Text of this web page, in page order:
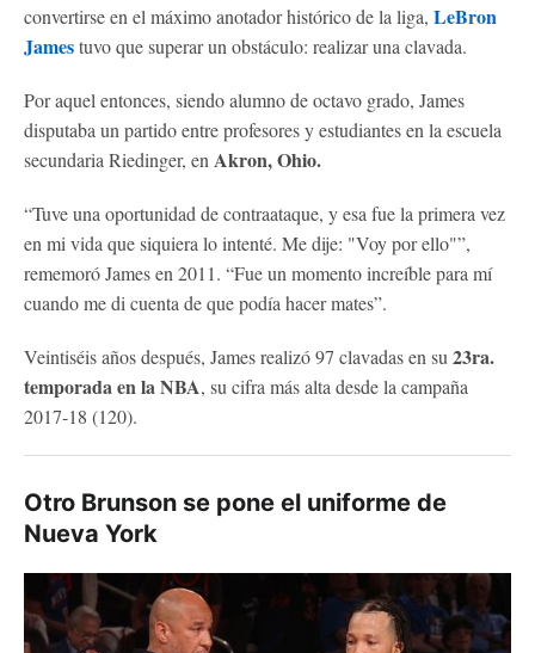
convertirse en el máximo anotador histórico de la liga, LeBron
Jamestuvo que superar un obstáculo: realizar una clavada.
Por aquel entonces, siendo alumno de octavo grado, James
disputaba un partido entre profesores y estudiantes en la escuela
secundaria Riedinger, en Akron, Ohio.
“Tuve una oportunidad de contraataque, y esa fue la primera vez
en mi vida que siquiera lo intenté. Me dije: "Voy por ello"”,
rememoró James en 2011. “Fue un momento increíble para mí
cuando me di cuenta de que podía hacer mates”.
Veintiséis años después, James realizó 97 clavadas en su 23ra.
temporada en la NBA, su cifra más alta desde la campaña
2017-18 (120).
Otro Brunson se pone el uniforme de
Nueva York